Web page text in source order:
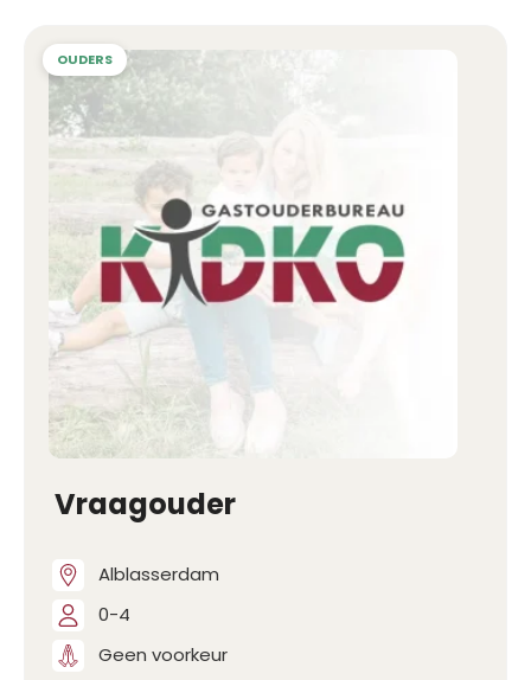
Vraagouder
Alblasserdam
0-4
Geen voorkeur